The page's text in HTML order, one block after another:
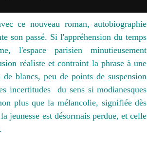
ce nouveau roman, autobiographie
son passé. Si l'appréhension du temps
l'espace parisien minutieusement
réaliste et contraint la phrase à une
blancs, peu de points de suspension
incertitudes du sens si modianesques
plus que la mélancolie, signifiée dès
jeunesse est désormais perdue, et celle